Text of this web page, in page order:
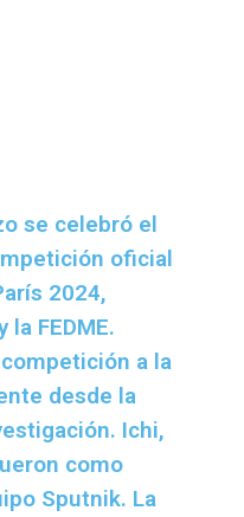
se celebró el
oficial
2024,
la FEDME.
a la
desde la
Ichi,
como
Sputnik. La